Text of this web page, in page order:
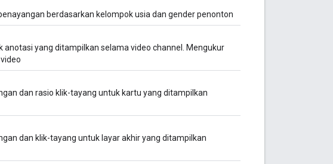
berdasarkan kelompok usia dan gender penonton
anotasi yang ditampilkan selama video channel. Mengukur
dan rasio klik-tayang untuk kartu yang ditampilkan
dan klik-tayang untuk layar akhir yang ditampilkan